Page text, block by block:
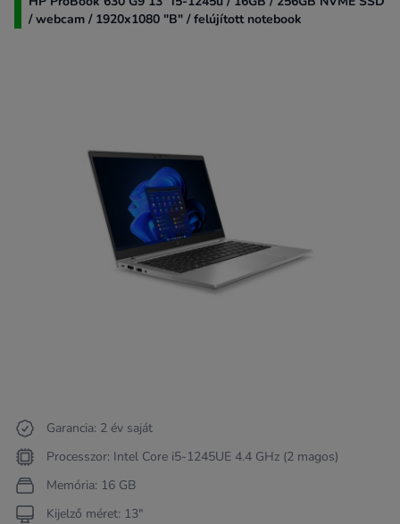
/ webcam / 1920x1080 "B" / felújított notebook
Garancia: 2 év saját
Processzor: Intel Core i5-1245UE 4.4 GHz (2 magos)
Memória: 16 GB
Kijelző méret: 13"